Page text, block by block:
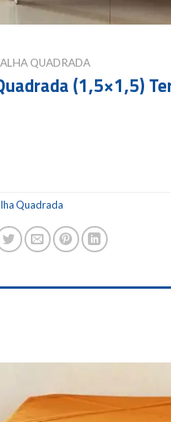
QUADRADA
(1,5×1,5)
Quadrada